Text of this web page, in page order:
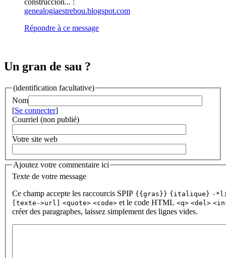
construcción... :
genealogiaestrebou.blogspot.com
Répondre à ce message
Un gran de sau ?
(identification facultative)
Nom
[Se connecter]
Courriel (non publié)
Votre site web
Ajoutez votre commentaire ici
Texte de votre message
Ce champ accepte les raccourcis SPIP {{gras}} {italique} -
[texte->url]
<quote> <code> et le code HTML <q> <del>
créer des paragraphes, laissez simplement des lignes vides.